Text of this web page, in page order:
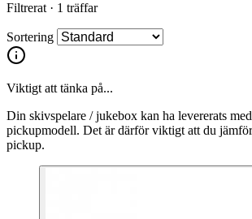
Filtrerat · 1 träffar
Sortering
Viktigt att tänka på...
Din skivspelare / jukebox kan ha levererats
pickupmodell. Det är därför viktigt att du
pickup.